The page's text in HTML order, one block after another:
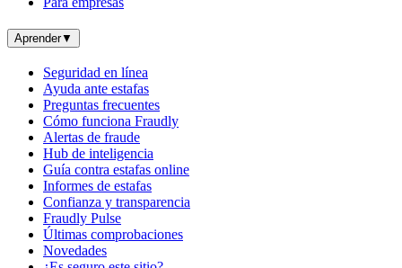
Aprender▼
Seguridad en línea
Ayuda ante estafas
Preguntas frecuentes
Cómo funciona Fraudly
Alertas de fraude
Hub de inteligencia
Guía contra estafas online
Informes de estafas
Confianza y transparencia
Fraudly Pulse
Últimas comprobaciones
Novedades